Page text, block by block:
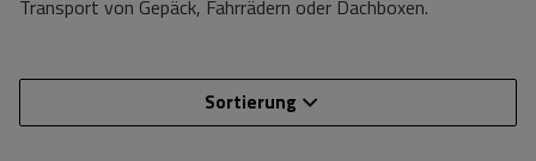
Transport von Gepäck, Fahrrädern oder Dachboxen.
Sortierung